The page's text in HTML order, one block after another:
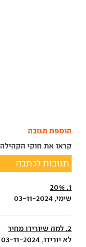
הוספת תגובה
קראו את חוקי
תגובות לכתבה
1. 20%
שימי, 03-11-2024
2. למה שיורידו מחיר
לא יורידו, 03-11-2024